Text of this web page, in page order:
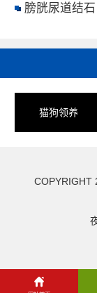
膀胱尿道结石
猫狗领养
COPYRIGHT